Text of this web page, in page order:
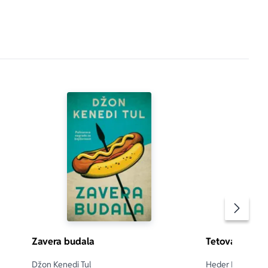
Zavera budala
Džon Kenedi Tul
Tetovažer iz
Heder Moris